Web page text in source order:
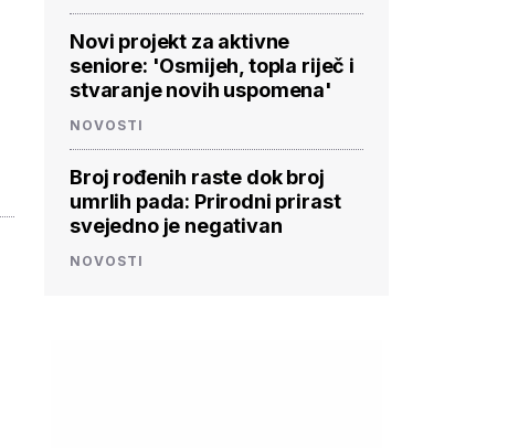
Novi projekt za aktivne
seniore: 'Osmijeh, topla riječ i
stvaranje novih uspomena'
NOVOSTI
Broj rođenih raste dok broj
umrlih pada: Prirodni prirast
svejedno je negativan
NOVOSTI